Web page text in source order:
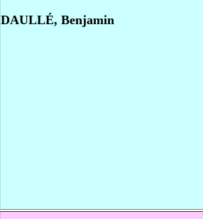
DAULLÉ, Benjamin